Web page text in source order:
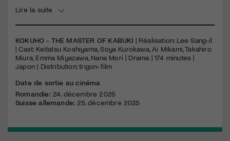
Lire la suite
KOKUHO - THE MASTER OF KABUKI | Réalisation: Lee Sang-il
| Cast: Keitatsu Koshiyama, Soya Kurokawa, Ai Mikami, Takahiro
Miura, Emma Miyazawa, Nana Mori | Drama | 174 minutes |
Japon | Distribution: trigon-film
Date de sortie au cinéma
Romandie:24. décembre 2025
Suisse allemande: 25. décembre 2025